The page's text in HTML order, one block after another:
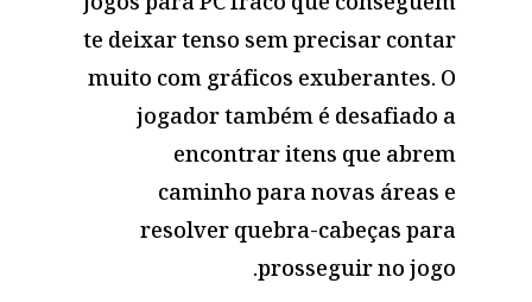
te deixar tenso sem precisar contar
muito com gráficos exuberantes. O
jogador também é desafiado a
encontrar itens que abrem
caminho para novas áreas e
resolver quebra-cabeças para
prosseguir no jogo.